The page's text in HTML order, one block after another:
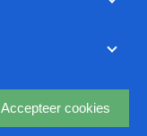
website aan te
uit waarmee onder
Accepteer cookies